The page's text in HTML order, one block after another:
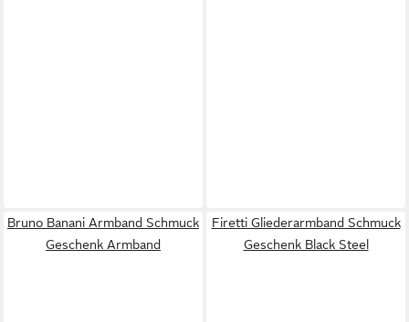
Bruno Banani Armband Schmuck
Geschenk Armband
Firetti Gliederarmband Schmuck
Geschenk Black Steel